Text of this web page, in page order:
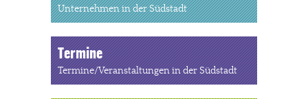
Unternehmen in der Südstadt
Termine
Termine/Veranstaltungen in der Südstadt